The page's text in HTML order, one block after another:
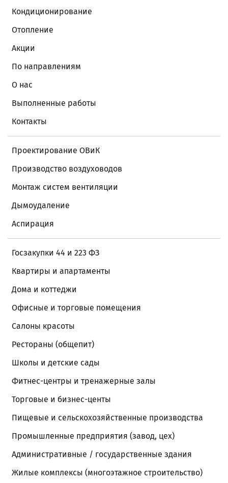
Кондиционирование
Отопление
Акции
По направлениям
О нас
Выполненные работы
Контакты
Проектирование ОВиК
Производство воздуховодов
Монтаж систем вентиляции
Дымоудаление
Аспирация
Госзакупки 44 и 223 ФЗ
Квартиры и апартаменты
Дома и коттеджи
Офисные и торговые помещения
Салоны красоты
Рестораны (общепит)
Школы и детские сады
Фитнес-центры и тренажерные залы
Торговые и бизнес-центы
Пищевые и сельскохозяйственные производства
Промышленные предприятия (завод, цех)
Административные / государственные здания
Жилые комплексы (многоэтажное строительство)